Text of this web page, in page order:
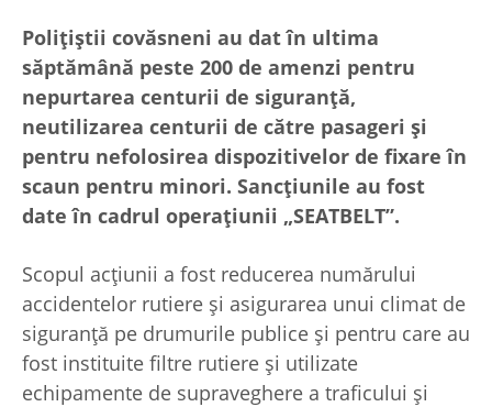
Polițiștii covăsneni au dat în ultima
săptămână peste 200 de amenzi pentru
nepurtarea centurii de siguranță,
neutilizarea centurii de către pasageri și
pentru nefolosirea dispozitivelor de fixare în
scaun pentru minori. Sancțiunile au fost
date în cadrul operațiunii „SEATBELT”.
Scopul acțiunii a fost reducerea numărului
accidentelor rutiere și asigurarea unui climat de
siguranță pe drumurile publice și pentru care au
fost instituite filtre rutiere și utilizate
echipamente de supraveghere a traficului și